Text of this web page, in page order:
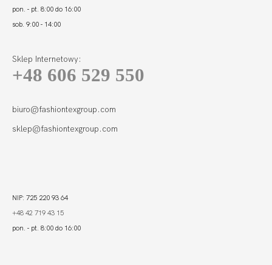
BEACH PADDED
pon. - pt. 8:00 do 16:00
sob. 9:00 - 14:00
Sklep Internetowy:
+48 606 529 550
biuro@fashiontexgroup.com
sklep@fashiontexgroup.com
NIP: 725 220 93 64
+48 42 719 43 15
pon. - pt. 8:00 do 16:00